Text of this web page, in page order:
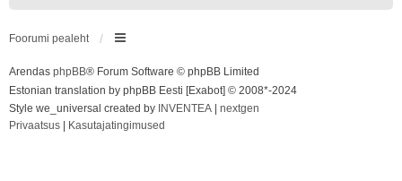
Foorumi pealeht
Arendas phpBB® Forum Software © phpBB Limited
Estonian translation by phpBB Eesti [Exabot] © 2008*-2024
Style we_universal created by INVENTEA
nextgen
Privaatsus
Kasutajatingimused